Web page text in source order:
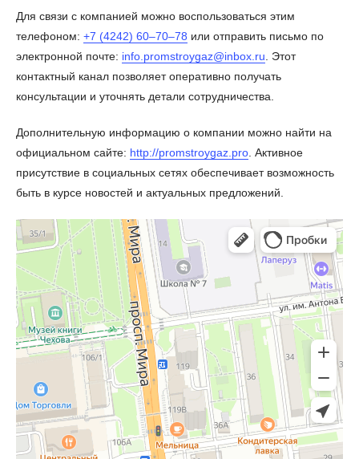
Для связи с компанией можно воспользоваться этим
телефоном: +7 (4242) 60‒70‒78 или отправить письмо по
электронной почте: info.promstroygaz@inbox.ru . Этот
контактный канал позволяет оперативно получать
консультации и уточнять детали сотрудничества.
Дополнительную информацию о компании можно найти на
официальном сайте: http://promstroygaz.pro . Активное
присутствие в социальных сетях обеспечивает возможность
быть в курсе новостей и актуальных предложений.